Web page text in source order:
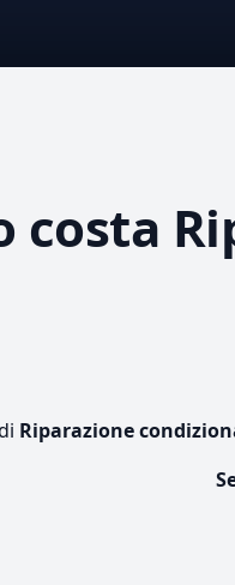
costa
Riparazione